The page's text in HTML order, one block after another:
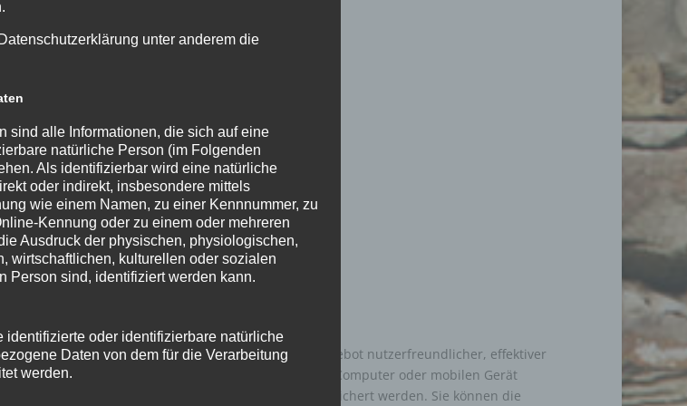
und SessionStorage. Dies dient dazu, unser Angebot nutzerfreundlicher, effektiver
mit welcher ihr Browser Daten auf Ihrem Computer oder mobilen Gerät
auf einem Computersystem abgelegt und gespeichert werden. Sie können die
unter anderem die
sind alle Informationen, die sich auf eine
natürliche Person (im Folgenden
Als identifizierbar wird eine natürliche
oder indirekt, insbesondere mittels
wie einem Namen, zu einer Kennnummer, zu
Kennung oder zu einem oder mehreren
Ausdruck der physischen, physiologischen,
wirtschaftlichen, kulturellen oder sozialen
Person sind, identifiziert werden kann.
identifizierte oder identifizierbare natürliche
Daten von dem für die Verarbeitung
werden.